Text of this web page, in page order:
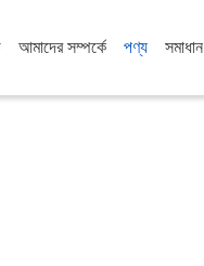
আমাদের সম্পর্কে পণ্য সমাধান